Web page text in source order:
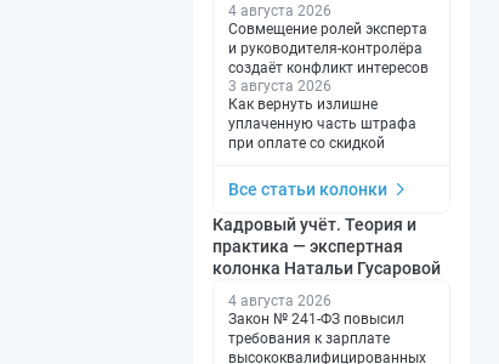
4 августа 2026
Совмещение ролей эксперта
и руководителя-контролёра
создаёт конфликт интересов
3 августа 2026
Как вернуть излишне
уплаченную часть штрафа
при оплате со скидкой
Все статьи колонки
Кадровый учёт. Теория и
практика — экспертная
колонка Натальи Гусаровой
4 августа 2026
Закон № 241-ФЗ повысил
требования к зарплате
высококвалифицированных